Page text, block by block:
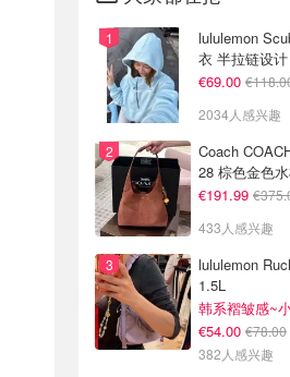
lululemon
衣 半拉链设计
€69.00
2034人感兴趣
Coach
28 棕色金色
€191.99
433人感兴趣
lululemon
1.5L
韩系褶皱感~
€54.00 €78.00
382人感兴趣